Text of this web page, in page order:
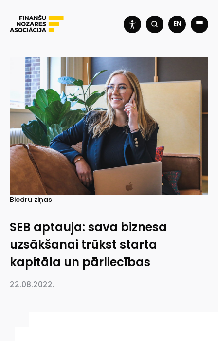
EN
Biedru ziņas
SEB aptauja: sava biznesa
uzsākšanai trūkst starta
kapitāla un pārliecības
22.08.2022.